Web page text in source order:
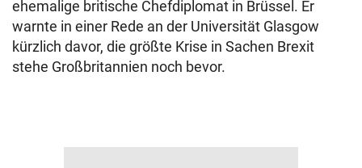
ehemalige britische Chefdiplomat in Brüssel. Er
warnte in einer Rede an der Universität Glasgow
kürzlich davor, die größte Krise in Sachen Brexit
stehe Großbritannien noch bevor.